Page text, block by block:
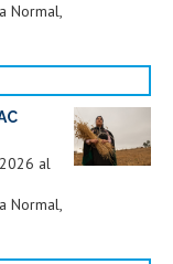
Normal,
al
Normal,